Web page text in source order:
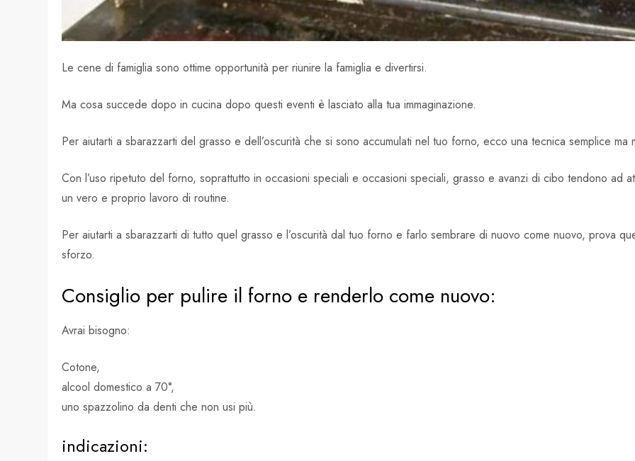
Le cene di famiglia sono ottime opportunità per riunire la famiglia e divertirsi.
Ma cosa succede dopo in cucina dopo questi eventi è lasciato alla tua immaginazione.
Per aiutarti a sbarazzarti del grasso e dell’oscurità che si sono accumulati nel tuo forno, ecco una tecnica semplice
Con l’uso ripetuto del forno, soprattutto in occasioni speciali e occasioni speciali, grasso e avanzi di cibo tendono ad
un vero e proprio lavoro di routine.
Per aiutarti a sbarazzarti di tutto quel grasso e l’oscurità dal tuo forno e farlo sembrare di nuovo come nuovo, prova
sforzo.
Consiglio per pulire il forno e renderlo come nuovo:
Avrai bisogno:
Cotone,
alcool domestico a 70°,
uno spazzolino da denti che non usi più.
indicazioni: